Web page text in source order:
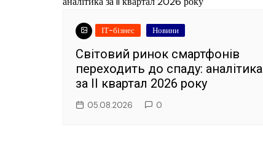
ІТ-бізнес Новини
Світовий ринок смартфонів
переходить до спаду: аналітика
за II квартал 2026 року
05.08.2026 0